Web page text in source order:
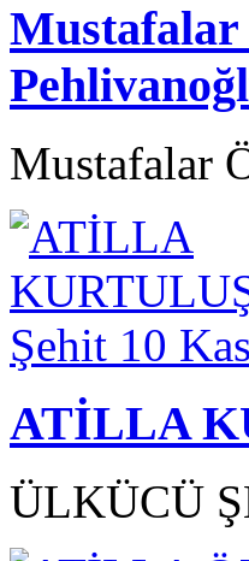
Mustafalar
Mustafalar
ATİLLA
ÜLKÜCÜ